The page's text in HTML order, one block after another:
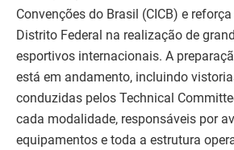
Convenções do Brasil (CICB) e
Distrito Federal na realização de
esportivos internacionais. A
está em andamento, incluindo
conduzidas pelos Technical
cada modalidade, responsáveis por
equipamentos e toda a estrutura